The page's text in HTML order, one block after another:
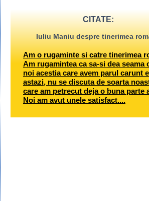
CITATE:
Iuliu Maniu despre tinerimea
Am o rugaminte si catre tinerimea
Am rugamintea ca sa-si dea seama
noi acestia care avem parul carunt
astazi, nu se discuta de soarta
care am petrecut deja o buna parte
Noi am avut unele satisfact....